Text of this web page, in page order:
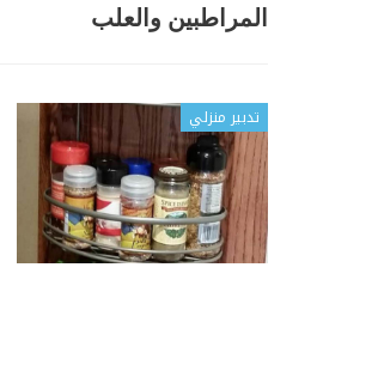
المراطبين والعلب
تدبير منزلي